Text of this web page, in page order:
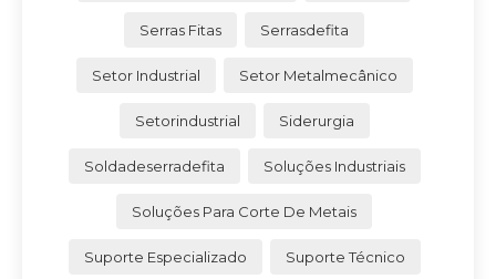
Serras Fitas Serrasdefita
Setor Industrial Setor Metalmecânico
Setorindustrial Siderurgia
Soldadeserradefita Soluções Industriais
Soluções Para Corte De Metais
Suporte Especializado Suporte Técnico